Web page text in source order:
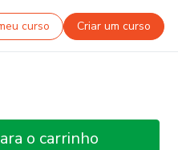
curso Criar um curso
o carrinho